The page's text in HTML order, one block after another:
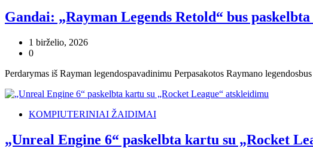
Gandai: „Rayman Legends Retold“ bus
1 birželio, 2026
0
Perdarymas iš Rayman legendospavadinimu Perpasakotos Raymano
KOMPIUTERINIAI ŽAIDIMAI
„Unreal Engine 6“ paskelbta kartu su „Rocket